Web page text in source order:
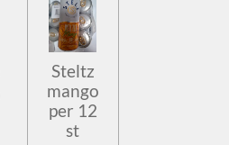
Steltz
mango
per 12
st